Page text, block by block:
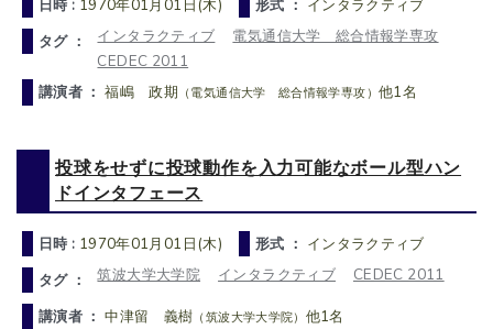
日時 : 1970年01月01日(木) 形式 ： インタラクティブ
タグ ：
インタラクティブ
電気通信大学 総合情報学専攻
CEDEC 2011
講演者 ：福嶋 政期 （電気通信大学 総合情報学専攻） 他1名
投球をせずに投球動作を入力可能なボール型ハン
ドインタフェース
日時 : 1970年01月01日(木) 形式 ： インタラクティブ
タグ ：
筑波大学大学院 インタラクティブ
CEDEC 2011
講演者 ：中津留 義樹 （筑波大学大学院） 他1名